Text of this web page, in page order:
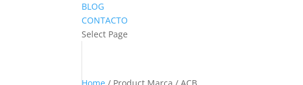
BLOG
CONTACTO
Select Page